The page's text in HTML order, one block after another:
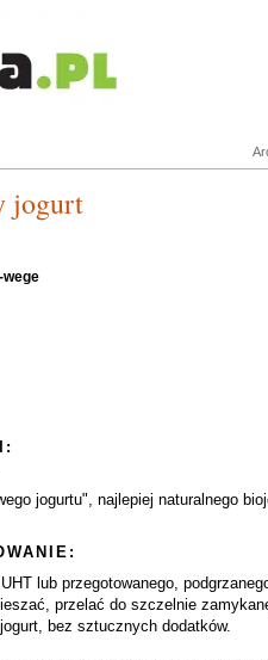
jogurt
wege
jogurtu", najlepiej naturalnego
lub przegotowanego,
przelać do szczelnie
bez sztucznych dodatków.